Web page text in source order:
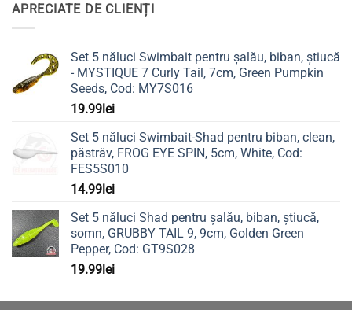
APRECIATE DE CLIENȚI
Set 5 năluci Swimbait pentru șalău, biban, știucă
- MYSTIQUE 7 Curly Tail, 7cm, Green Pumpkin
Seeds, Cod: MY7S016
19.99lei
Set 5 năluci Swimbait-Shad pentru biban, clean,
păstrăv, FROG EYE SPIN, 5cm, White, Cod:
FES5S010
14.99lei
Set 5 năluci Shad pentru șalău, biban, știucă,
somn, GRUBBY TAIL 9, 9cm, Golden Green
Pepper, Cod: GT9S028
19.99lei